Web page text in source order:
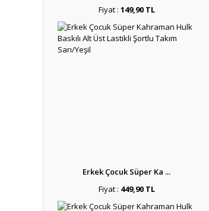
Fiyat : 149,90 TL
Erkek Çocuk Süper Ka ...
Fiyat : 449,90 TL